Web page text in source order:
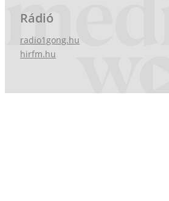
Rádió
radio1gong.hu
hirfm.hu